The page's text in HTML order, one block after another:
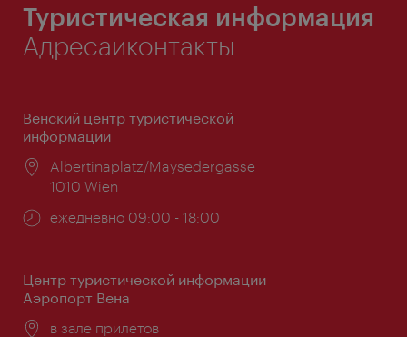
Туристическая информация
Адресаиконтакты
Венский центр туристической
информации
Расположение:
Albertinaplatz/Maysedergasse
1010 Wien
Часы
ежедневно 09:00 - 18:00
Центр туристической информации
Аэропорт Вена
Расположение:
в зале прилетов